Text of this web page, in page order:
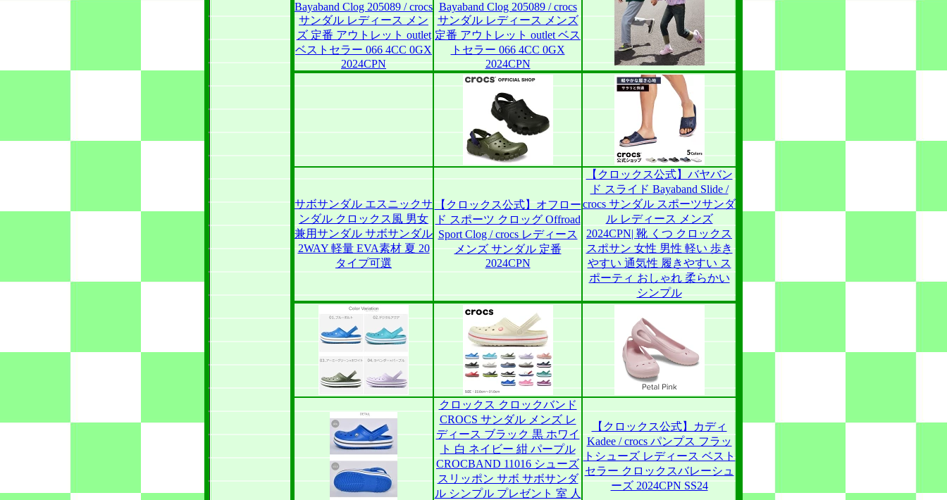
Bayaband Clog 205089 / crocs
サンダル レディース メン
ズ 定番 アウトレット outlet
ベストセラー 066 4CC 0GX
2024CPN
Bayaband Clog 205089 / crocs
サンダル レディース メンズ
定番 アウトレット outlet ベス
トセラー 066 4CC 0GX
2024CPN
サボサンダル エスニックサ
ンダル クロックス風 男女
兼用サンダル サボサンダル
2WAY 軽量 EVA素材 夏 20
タイプ可選
【クロックス公式】オフロー
ド スポーツ クロッグ Offroad
Sport Clog / crocs レディース
メンズ サンダル 定番
2024CPN
【クロックス公式】バヤバン
ド スライド Bayaband Slide /
crocs サンダル スポーツサンダ
ル レディース メンズ
2024CPN| 靴 くつ クロックス
スポサン 女性 男性 軽い 歩き
やすい 通気性 履きやすい ス
ポーティ おしゃれ 柔らかい
シンプル
クロックス クロックバンド
CROCS サンダル メンズ レ
ディース ブラック 黒 ホワイ
ト 白 ネイビー 紺 パープル
CROCBAND 11016 シューズ
スリッポン サボ サボサンダ
ル シンプル プレゼント 室 人
【クロックス公式】カディ
Kadee / crocs パンプス フラッ
トシューズ レディース ベスト
セラー クロックスバレーシュ
ーズ 2024CPN SS24